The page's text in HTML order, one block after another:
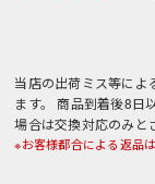
当店の出荷ミス等によ
ます。 商品到着後8日
場合は交換対応のみと
※お客様都合による返品